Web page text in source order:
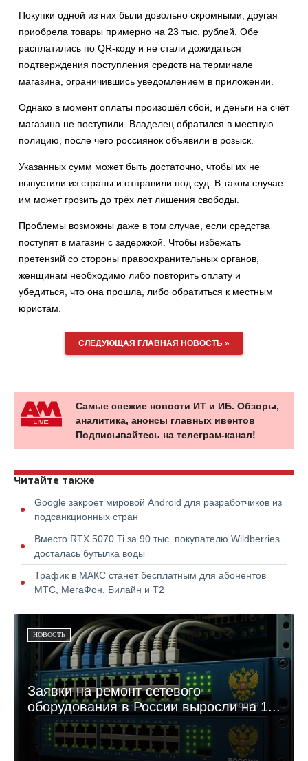
Покупки одной из них были довольно скромными, другая
приобрела товары примерно на 23 тыс. рублей. Обе
расплатились по QR-коду и не стали дожидаться
подтверждения поступления средств на терминале
магазина, ограничившись уведомлением в приложении.
Однако в момент оплаты произошёл сбой, и деньги на счёт
магазина не поступили. Владелец обратился в местную
полицию, после чего россиянок объявили в розыск.
Указанных сумм может быть достаточно, чтобы их не
выпустили из страны и отправили под суд. В таком случае
им может грозить до трёх лет лишения свободы.
Проблемы возможны даже в том случае, если средства
поступят в магазин с задержкой. Чтобы избежать
претензий со стороны правоохранительных органов,
женщинам необходимо либо повторить оплату и
убедиться, что она прошла, либо обратиться к местным
юристам.
СЛЕДУЮЩАЯ ГЛАВНАЯ НОВОСТЬ »
Самые свежие новости ИТ и ИБ. Обзоры,
аналитика, анонсы главных ивентов
Подписывайтесь на телеграм-канал!
Читайте также
Google закроет мировой Android для разработчиков из
подсанкционных стран
Вместо RTX 5070 Ti за 90 тыс. покупателю Wildberries
досталась бутылка воды
Трафик в МАКС станет бесплатным для абонентов
МТС, МегаФон, Билайн и Т2
НОВОСТЬ
Заявки на ремонт сетевого
оборудования в России выросли на 1...